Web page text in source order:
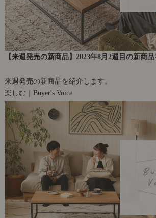
【来週発売の新商品】2023年8月2週目の新商品
来週発売の新商品を紹介します。
楽しむ｜Buyer's Voice